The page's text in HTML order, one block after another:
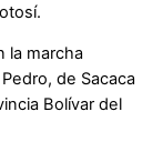
la marcha
de Sacaca
Bolívar del